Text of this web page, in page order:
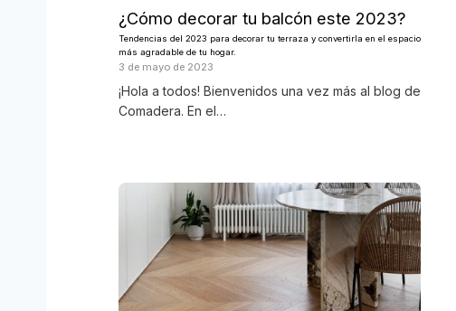
¿Cómo decorar tu balcón este 2023?
Tendencias del 2023 para decorar tu terraza y convertirla en el espacio
más agradable de tu hogar.
3 de mayo de 2023
¡Hola a todos! Bienvenidos una vez más al blog de
Comadera. En el…